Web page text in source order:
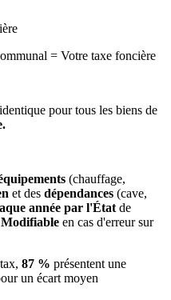
= Votre taxe foncière
pour tous les biens de
(chauffage,
et des dépendances (cave,
année par l'État de
Modifiable en cas d'erreur sur
87 % présentent une
un écart moyen